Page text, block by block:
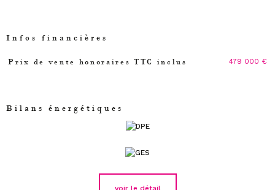
Infos financières
Caractéristiques Valeurs
Prix de vente honoraires TTC inclus 479 000 €
Bilans énergétiques